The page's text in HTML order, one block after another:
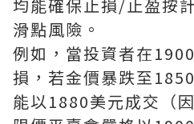
均能確保止損/止盈按
滑點風險。
例如，當投資者在
損，若金價暴跌至
能以1880美元成交（